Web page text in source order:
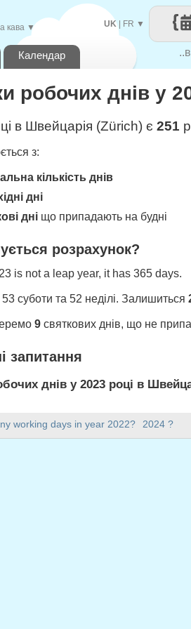
UK| FR ▼
кава ▼
Календар
working days in year 2022? 2024 ?
робочих днів у
в Швейцарія (Zürich) є 251
з:
кількість днів
дні
дні що припадають на будні
розрахунок?
is not a leap year, it has 365 days.
суботи та 52 неділі. Залишиться
9 святкових днів, що не
запитання
днів у 2023 році в
днів у 2023 році?